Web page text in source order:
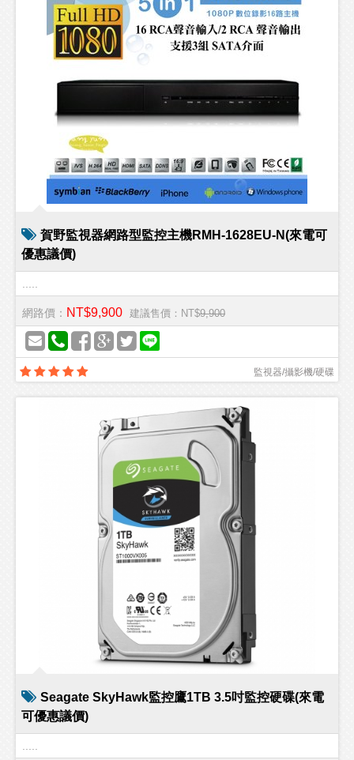
賀野監視器網路型監控主機RMH-1628EU-N(來電可
優惠議價)
網路價： NT$9,900 建議售價：NT$9,900
監視器/攝影機/硬碟
Seagate SkyHawk監控鷹1TB 3.5吋監控硬碟(來電
可優惠議價)